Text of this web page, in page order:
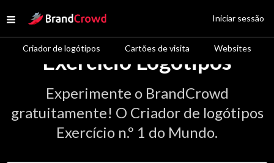
Open menu
Site Logo
Criador de logótipos Cartões de visita Websites
Iniciar sessão
Exercício Logótipos
Experimente o BrandCrowd
gratuitamente! O Criador de logótipos
Exercício n.º 1 do Mundo.